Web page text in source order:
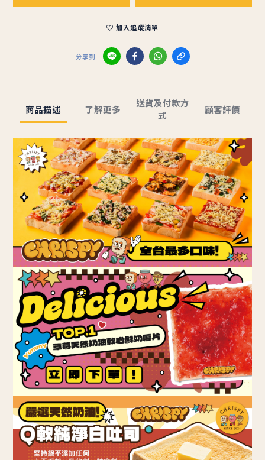
加入追蹤清單
分享到
商品描述 了解更多
送貨及付款方
式
顧客評價